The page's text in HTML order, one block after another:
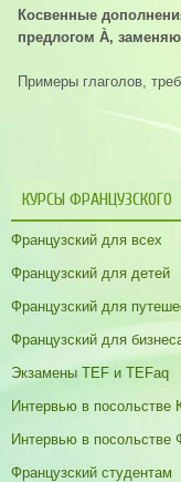
Косвенные
предлогом À,
Примеры глаголов,
КУРСЫ ФРАНЦУЗСКОГО
Французский для всех
Французский для детей
Французский для
Французский для
Экзамены TEF и TEFaq
Интервью в посольстве
Интервью в посольстве
Французский студентам